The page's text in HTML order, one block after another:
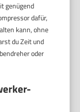
genügend
dafür,
kann, ohne
du Zeit und
oder